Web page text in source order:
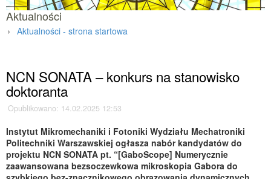
Aktualności
Aktualności - strona startowa
NCN SONATA – konkurs na stanowisko
doktoranta
Opublikowano: 14.02.2025 12:53
Instytut Mikromechaniki i Fotoniki Wydziału Mechatroniki
Politechniki Warszawskiej ogłasza nabór kandydatów do
projektu NCN SONATA pt. “[GaboScope] Numerycznie
zaawansowana bezsoczewkowa mikroskopia Gabora do